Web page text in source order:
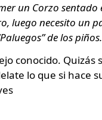
un Corzo sentado
luego necesito un
de los
conocido. Quizás
lo que si hace